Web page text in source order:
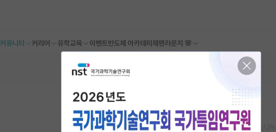
커뮤니티 커리어 유학교육 이벤트반도체 아카데미 재팬라운지 🌸
스크랩